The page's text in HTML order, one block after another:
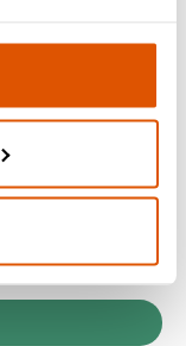
karticama